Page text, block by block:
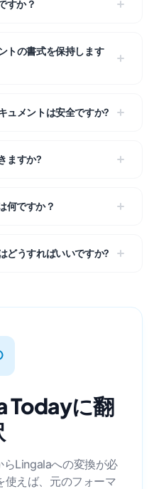
すか？
トの書式を保持します
ュメントは安全ですか?
ますか?
何ですか？
どうすればいいですか?
Todayに翻
Lingalaへの変換が必
使えば、元のフォーマ